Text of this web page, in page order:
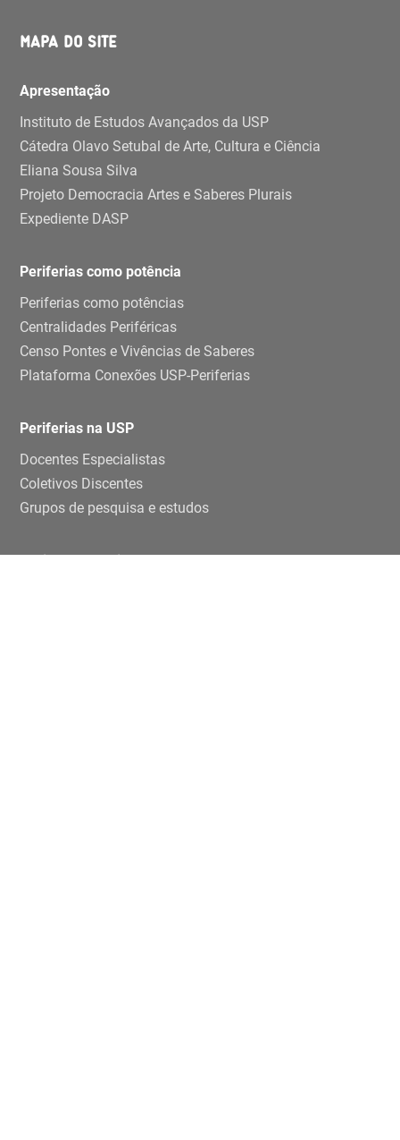
MAPA DO SITE
Apresentação
Instituto de Estudos Avançados da USP
Cátedra Olavo Setubal de Arte, Cultura e Ciência
Eliana Sousa Silva
Projeto Democracia Artes e Saberes Plurais
Expediente DASP
Periferias como potência
Periferias como potências
Centralidades Periféricas
Censo Pontes e Vivências de Saberes
Plataforma Conexões USP-Periferias
Periferias na USP
Docentes Especialistas
Coletivos Discentes
Grupos de pesquisa e estudos
Ensino e pesquisa